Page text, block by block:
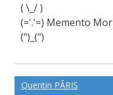
( \_/ )
(='.'=) Memento
(")_(")
Tuez-moi si je
Vengez-moi si je
Quentin PÂRIS